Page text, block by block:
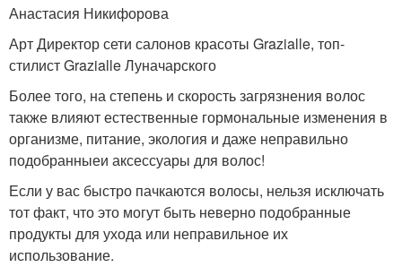
Анастасия Никифорова
Арт Директор сети салонов красоты Grazialle, топ-
стилист Grazialle Луначарского
Более того, на степень и скорость загрязнения волос
также влияют естественные гормональные изменения в
организме, питание, экология и даже неправильно
подобранныеи аксессуары для волос!
Если у вас быстро пачкаются волосы, нельзя исключать
тот факт, что это могут быть неверно подобранные
продукты для ухода или неправильное их
использование.